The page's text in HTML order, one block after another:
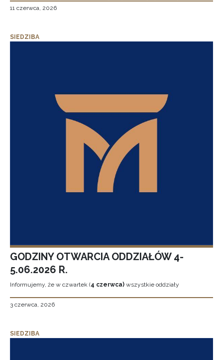
11 czerwca, 2026
SIEDZIBA
GODZINY OTWARCIA ODDZIAŁÓW 4-
5.06.2026 R.
Informujemy, że w czwartek (4 czerwca) wszystkie oddziały
3 czerwca, 2026
SIEDZIBA